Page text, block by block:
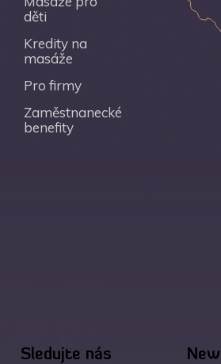
děti
Kredity na
masáže
Pro firmy
Zaměstnanecké
benefity
Sledujte nás